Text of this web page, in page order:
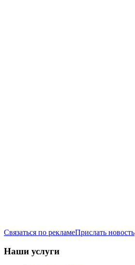
Связаться по рекламеПрислать новость
Наши услуги